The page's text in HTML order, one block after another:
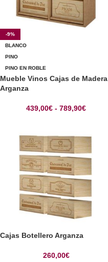
-9%
BLANCO
PINO
PINO EN ROBLE
Mueble Vinos Cajas de Madera
Arganza
439,00€ - 789,90€
Cajas Botellero Arganza
260,00€